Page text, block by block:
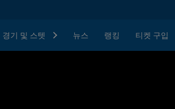
경기 및 스텟 뉴스 랭킹 티켓 구입